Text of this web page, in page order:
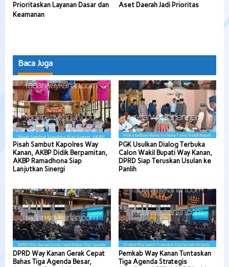
Prioritaskan Layanan Dasar dan
Keamanan
Aset Daerah Jadi Prioritas
Baca Juga
Pisah Sambut Kapolres Way
Kanan, AKBP Didik Berpamitan,
AKBP Ramadhona Siap
Lanjutkan Sinergi
PGK Usulkan Dialog Terbuka
Calon Wakil Bupati Way Kanan,
DPRD Siap Teruskan Usulan ke
Panlih
DPRD Way Kanan Gerak Cepat
Bahas Tiga Agenda Besar,
Pemkab Way Kanan Tuntaskan
Tiga Agenda Strategis